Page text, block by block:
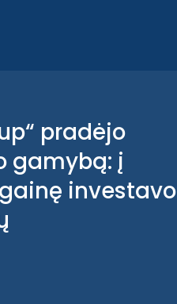
pradėjo
gamybą: į
investavo